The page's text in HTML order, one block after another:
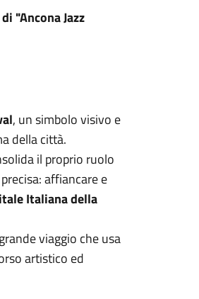
"Ancona Jazz
, un simbolo visivo e
della città.
il proprio ruolo
affiancare e
Italiana della
viaggio che usa
artistico ed